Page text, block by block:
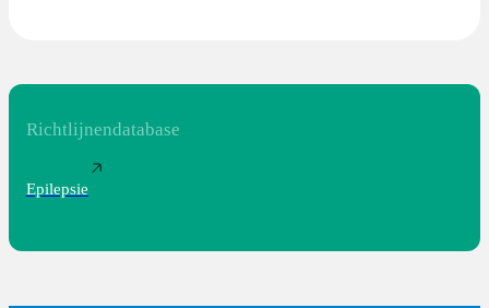
Richtlijnendatabase
Epilepsie